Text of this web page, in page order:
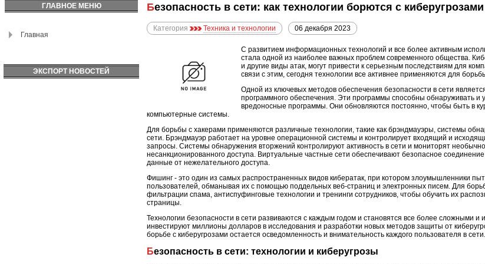
ГЛАВНОЕ МЕНЮ
Главная
ЭКСПОРТ НОВОСТЕЙ
Безопасность в сети: как технологии борются с киберугрозами
Категория Техника и технологии 06 декабря 2023
С развитием информационных технологий и все более активным
стала одной из наиболее важных проблем современного общества.
и другие виды атак, могут привести к серьезным последствиям для
связи с этим, сегодня технологии все активнее применяются для
Одной из ключевых методов обеспечения безопасности в сети
программного обеспечения. Эти программы способны обнаруживать и
вредоносные программы. Они обновляются постоянно, чтобы быть в
компьютерные системы.
Для борьбы с хакерами применяются различные технологии, такие как брэндмауэры, системы
сети. Брэндмауэр работает на уровне операционной системы и контролирует входящий и
запросы. Системы обнаружения вторжений контролируют активность в сети и мониторят
несанкционированного доступа. Виртуальные частные сети обеспечивают безопасное
данные от нежелательного доступа.
Фишинг - это один из самых распространенных видов кибератак, при котором злоумышленники
пользователей, обманывая их с помощью поддельных веб-страниц и электронных писем. Для
фильтрации спама, антиспуфинговые технологии и тренинги сотрудников, чтобы обучить их
страницы.
Технологии безопасности в сети развиваются с каждым годом и становятся все более сложными
инвестируют миллионы долларов в исследования и разработки новых методов защиты от
борьбе с киберугрозами остается осведомленность и внимательность каждого пользователя в сети.
Безопасность в сети: технологии и киберугрозы